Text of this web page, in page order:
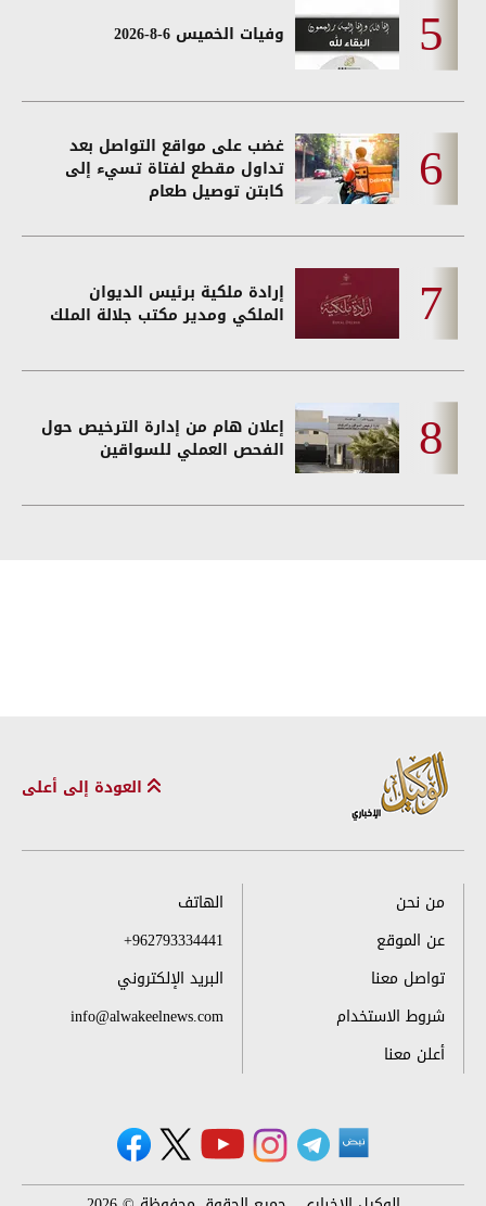
وفيات الخميس 6-8-2026
غضب على مواقع التواصل بعد
تداول مقطع لفتاة تسيء إلى
كابتن توصيل طعام
إرادة ملكية برئيس الديوان
الملكي ومدير مكتب جلالة الملك
إعلان هام من إدارة الترخيص حول
الفحص العملي للسواقين
العودة إلى أعلى
من نحن
عن الموقع
تواصل معنا
شروط الاستخدام
أعلن معنا
الهاتف
+962793334441
البريد الإلكتروني
info@alwakeelnews.com